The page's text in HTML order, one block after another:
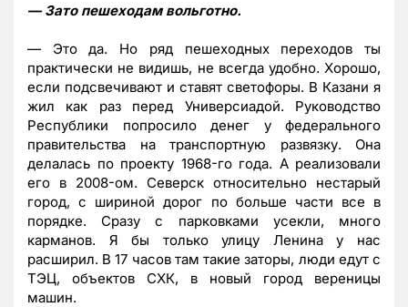
— Зато пешеходам вольготно.
— Это да. Но ряд пешеходных переходов ты
практически не видишь, не всегда удобно. Хорошо,
если подсвечивают и ставят светофоры. В Казани я
жил как раз перед Универсиадой. Руководство
Республики попросило денег у федерального
правительства на транспортную развязку. Она
делалась по проекту 1968-го года. А реализовали
его в 2008-ом. Северск относительно нестарый
город, с шириной дорог по больше части все в
порядке. Сразу с парковками усекли, много
карманов. Я бы только улицу Ленина у нас
расширил. В 17 часов там такие заторы, люди едут с
ТЭЦ, объектов СХК, в новый город вереницы
машин.